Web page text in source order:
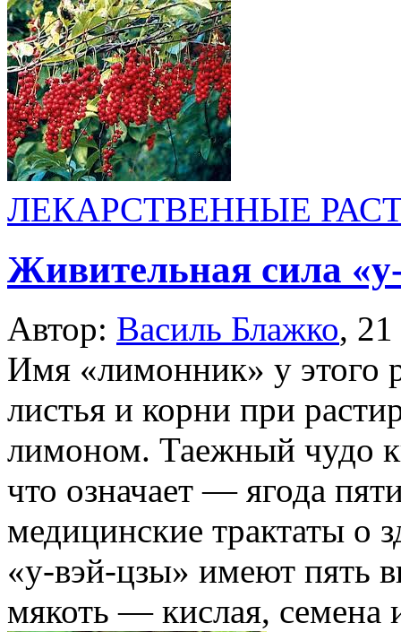
ЛЕКАРСТВЕННЫЕ
Живительная сила
Автор: Василь Блажко,
Имя «лимонник» у этого
листья и корни при
лимоном. Таежный чудо
что означает — ягода
медицинские трактаты о
«у-вэй-цзы» имеют пять
мякоть — кислая, семена